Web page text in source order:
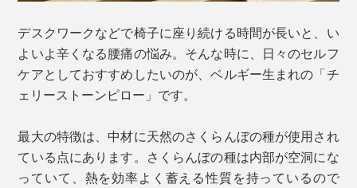
デスクワークなどで椅子に座り続ける時間が長いと、い
よいよ辛くなる腰痛の悩み。そんな時に、日々のセルフ
ケアとしておすすめしたいのが、ベルギー生まれの「チ
ェリーストーンピロー」です。
最大の特徴は、中材に天然のさくらんぼの種が使用され
ている点にあります。さくらんぼの種は内部が空洞にな
っていて、熱を効率よく蓄える性質を持っているので